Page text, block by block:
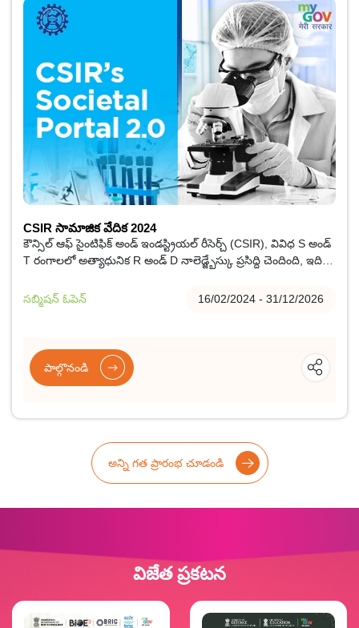
సబ్మిషన్ ఓపెన్ 16/02/2024 - 31/12/2026
CSIR సామాజిక వేదిక 2024
కౌన్సిల్ ఆఫ్ సైంటిఫిక్ అండ్ ఇండస్ట్రియల్ రీసెర్చ్ (CSIR), వివిధ S అండ్
T రంగాలలో అత్యాధునిక R అండ్ D నాలెడ్జ్బేస్కు ప్రసిద్ది చెందింది, ఇది
పాల్గొనండి
అన్ని గత ప్రారంభ చూడండి
విజేత ప్రకటన